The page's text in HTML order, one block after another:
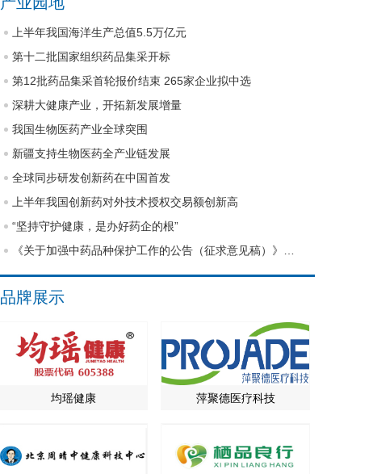
上半年我国海洋生产总值5.5万亿元
第十二批国家组织药品集采开标
第12批药品集采首轮报价结束 265家企业拟中选
深耕大健康产业，开拓新发展增量
我国生物医药产业全球突围
新疆支持生物医药全产业链发展
全球同步研发创新药在中国首发
上半年我国创新药对外技术授权交易额创新高
“坚持守护健康，是办好药企的根”
品牌展示
均瑶健康 萍聚德医疗科技